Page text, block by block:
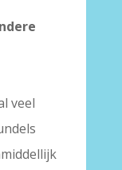
veel